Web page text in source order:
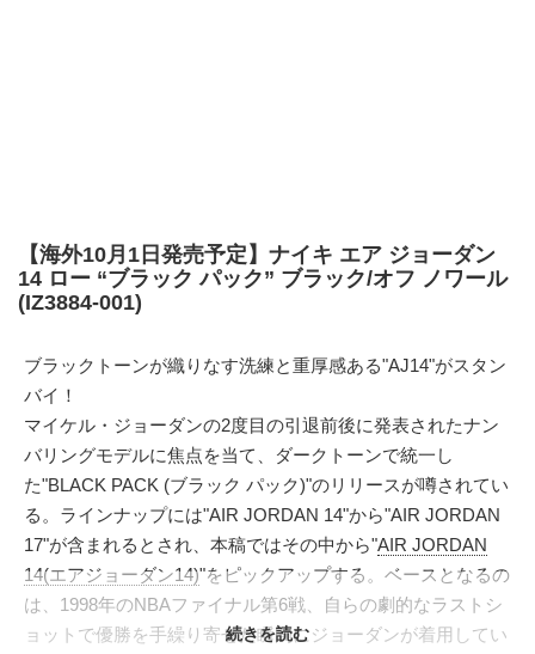
【海外10月1日発売予定】ナイキ エア ジョーダン
14 ロー “ブラック パック” ブラック/オフ ノワール
(IZ3884-001)
ブラックトーンが織りなす洗練と重厚感ある"AJ14"がスタン
バイ！
マイケル・ジョーダンの2度目の引退前後に発表されたナン
バリングモデルに焦点を当て、ダークトーンで統一し
た"BLACK PACK (ブラック パック)"のリリースが噂されてい
る。ラインナップには"AIR JORDAN 14"から"AIR JORDAN
17"が含まれるとされ、本稿ではその中から"AIR JORDAN
14(エアジョーダン14)"をピックアップする。ベースとなるの
は、1998年のNBAファイナル第6戦、自らの劇的なラストシ
ョットで優勝を手繰り寄せた瞬間にジョーダンが着用してい
続きを読む